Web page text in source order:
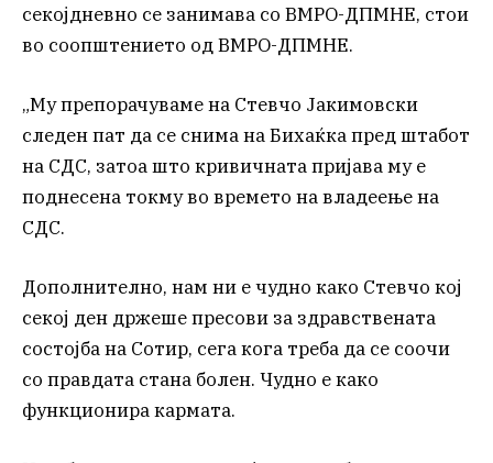
секојдневно се занимава со ВМРО-ДПМНЕ, стои
во соопштението од ВМРО-ДПМНЕ.
„Му препорачуваме на Стевчо Јакимовски
следен пат да се снима на Бихаќка пред штабот
на СДС, затоа што кривичната пријава му е
поднесена токму во времето на владеење на
СДС.
Дополнително, нам ни е чудно како Стевчо кој
секој ден држеше пресови за здравствената
состојба на Сотир, сега кога треба да се соочи
со правдата стана болен. Чудно е како
функционира кармата.